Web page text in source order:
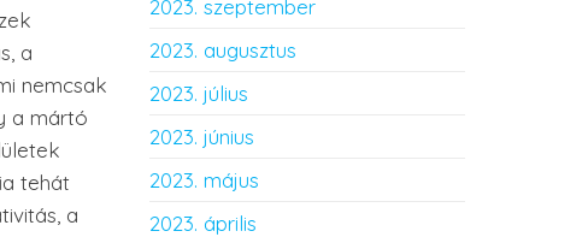
a
nemcsak
a mártó
tehát
a
2023. szeptember
2023. augusztus
2023. július
2023. június
2023. május
2023. április